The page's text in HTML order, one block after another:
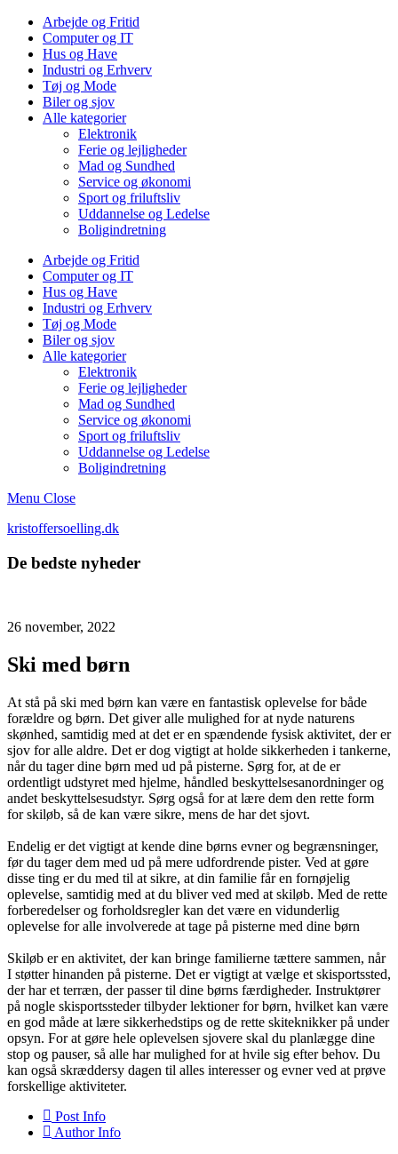
Arbejde og Fritid
Computer og IT
Hus og Have
Industri og Erhverv
Tøj og Mode
Biler og sjov
Alle kategorier
Elektronik
Ferie og lejligheder
Mad og Sundhed
Service og økonomi
Sport og friluftsliv
Uddannelse og Ledelse
Boligindretning
Arbejde og Fritid
Computer og IT
Hus og Have
Industri og Erhverv
Tøj og Mode
Biler og sjov
Alle kategorier
Elektronik
Ferie og lejligheder
Mad og Sundhed
Service og økonomi
Sport og friluftsliv
Uddannelse og Ledelse
Boligindretning
Menu Close
kristoffersoelling.dk
De bedste nyheder
26 november, 2022
Ski med børn
At stå på ski med børn kan være en fantastisk oplevelse for både
forældre og børn. Det giver alle mulighed for at nyde naturens
skønhed, samtidig med at det er en spændende fysisk aktivitet, der er
sjov for alle aldre. Det er dog vigtigt at holde sikkerheden i tankerne,
når du tager dine børn med ud på pisterne. Sørg for, at de er
ordentligt udstyret med hjelme, håndled beskyttelsesanordninger og
andet beskyttelsesudstyr. Sørg også for at lære dem den rette form
for skiløb, så de kan være sikre, mens de har det sjovt.
Endelig er det vigtigt at kende dine børns evner og begrænsninger,
før du tager dem med ud på mere udfordrende pister. Ved at gøre
disse ting er du med til at sikre, at din familie får en fornøjelig
oplevelse, samtidig med at du bliver ved med at skiløb. Med de rette
forberedelser og forholdsregler kan det være en vidunderlig
oplevelse for alle involverede at tage på pisterne med dine børn
Skiløb er en aktivitet, der kan bringe familierne tættere sammen, når
I støtter hinanden på pisterne. Det er vigtigt at vælge et skisportssted,
der har et terræn, der passer til dine børns færdigheder. Instruktører
på nogle skisportssteder tilbyder lektioner for børn, hvilket kan være
en god måde at lære sikkerhedstips og de rette skiteknikker på under
opsyn. For at gøre hele oplevelsen sjovere skal du planlægge dine
stop og pauser, så alle har mulighed for at hvile sig efter behov. Du
kan også skræddersy dagen til alles interesser og evner ved at prøve
forskellige aktiviteter.
Post Info
Author Info